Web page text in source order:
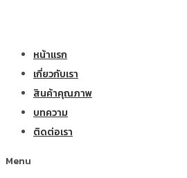
หน้าแรก
เกี่ยวกับเรา
สินค้าคุณภาพ
บทความ
ติดต่อเรา
Menu